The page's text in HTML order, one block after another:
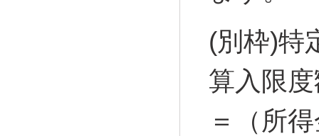
(別枠)特
算入限
＝（所